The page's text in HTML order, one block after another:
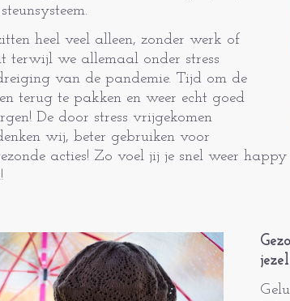
heel veel alleen, zonder werk of
terwijl we allemaal onder stress
van de pandemie. Tijd om de
terug te pakken en weer echt goed
De door stress vrijgekomen
wij, beter gebruiken voor
acties! Zo voel jij je snel weer